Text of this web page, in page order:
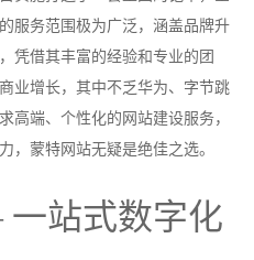
服务范围极为广泛，涵盖品牌升
凭借其丰富的经验和专业的团
业增长，其中不乏华为、字节跳
高端、个性化的网站建设服务，
，蒙特网站无疑是绝佳之选。
站式数字化